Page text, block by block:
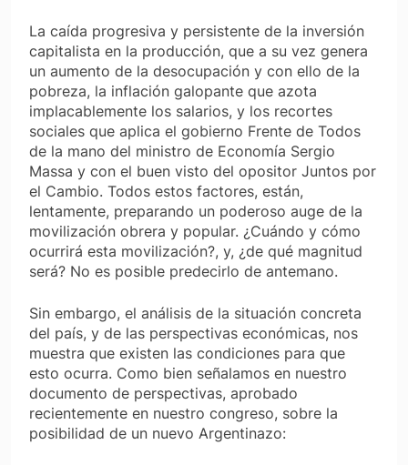
La caída progresiva y persistente de la inversión
capitalista en la producción, que a su vez genera
un aumento de la desocupación y con ello de la
pobreza, la inflación galopante que azota
implacablemente los salarios, y los recortes
sociales que aplica el gobierno Frente de Todos
de la mano del ministro de Economía Sergio
Massa y con el buen visto del opositor Juntos por
el Cambio. Todos estos factores, están,
lentamente, preparando un poderoso auge de la
movilización obrera y popular. ¿Cuándo y cómo
ocurrirá esta movilización?, y, ¿de qué magnitud
será? No es posible predecirlo de antemano.
Sin embargo, el análisis de la situación concreta
del país, y de las perspectivas económicas, nos
muestra que existen las condiciones para que
esto ocurra. Como bien señalamos en nuestro
documento de perspectivas, aprobado
recientemente en nuestro congreso, sobre la
posibilidad de un nuevo Argentinazo: